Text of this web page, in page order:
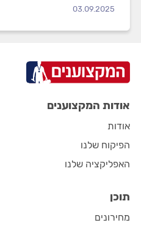
03.09.2025
אודות המקצוענים
אודות
הפיקוח שלנו
האפליקציה שלנו
תוכן
מחירונים